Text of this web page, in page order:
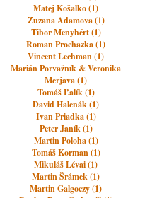
Matej Košalko (1)
Zuzana Adamova (1)
Tibor Menyhért (1)
Roman Prochazka (1)
Vincent Lechman (1)
Marián Porvažník & Veronika
Merjava (1)
Tomáš Ľalík (1)
David Halenák (1)
Ivan Priadka (1)
Peter Janík (1)
Martin Poloha (1)
Tomáš Korman (1)
Mikuláš Lévai (1)
Martin Šrámek (1)
Martin Galgoczy (1)